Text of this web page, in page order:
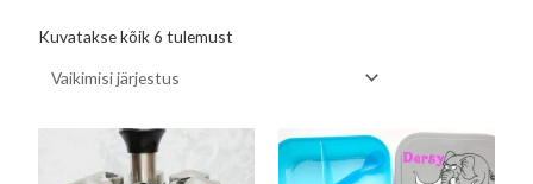
Kuvatakse kõik 6 tulemust
Sellel
tootel